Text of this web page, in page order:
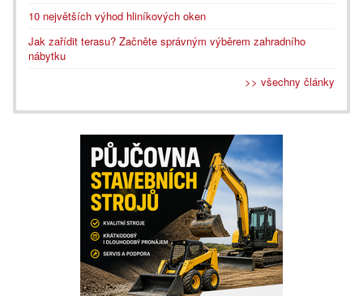
10 největších výhod hliníkových oken
Jak zařídit terasu? Začněte správným výběrem zahradního
nábytku
>> všechny články